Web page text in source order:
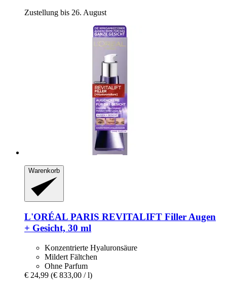
Zustellung bis 26. August
Warenkorb
L'ORÉAL PARIS REVITALIFT Filler Augen
+ Gesicht, 30 ml
Konzentrierte Hyaluronsäure
Mildert Fältchen
Ohne Parfum
€ 24,99 (€ 833,00 / l)